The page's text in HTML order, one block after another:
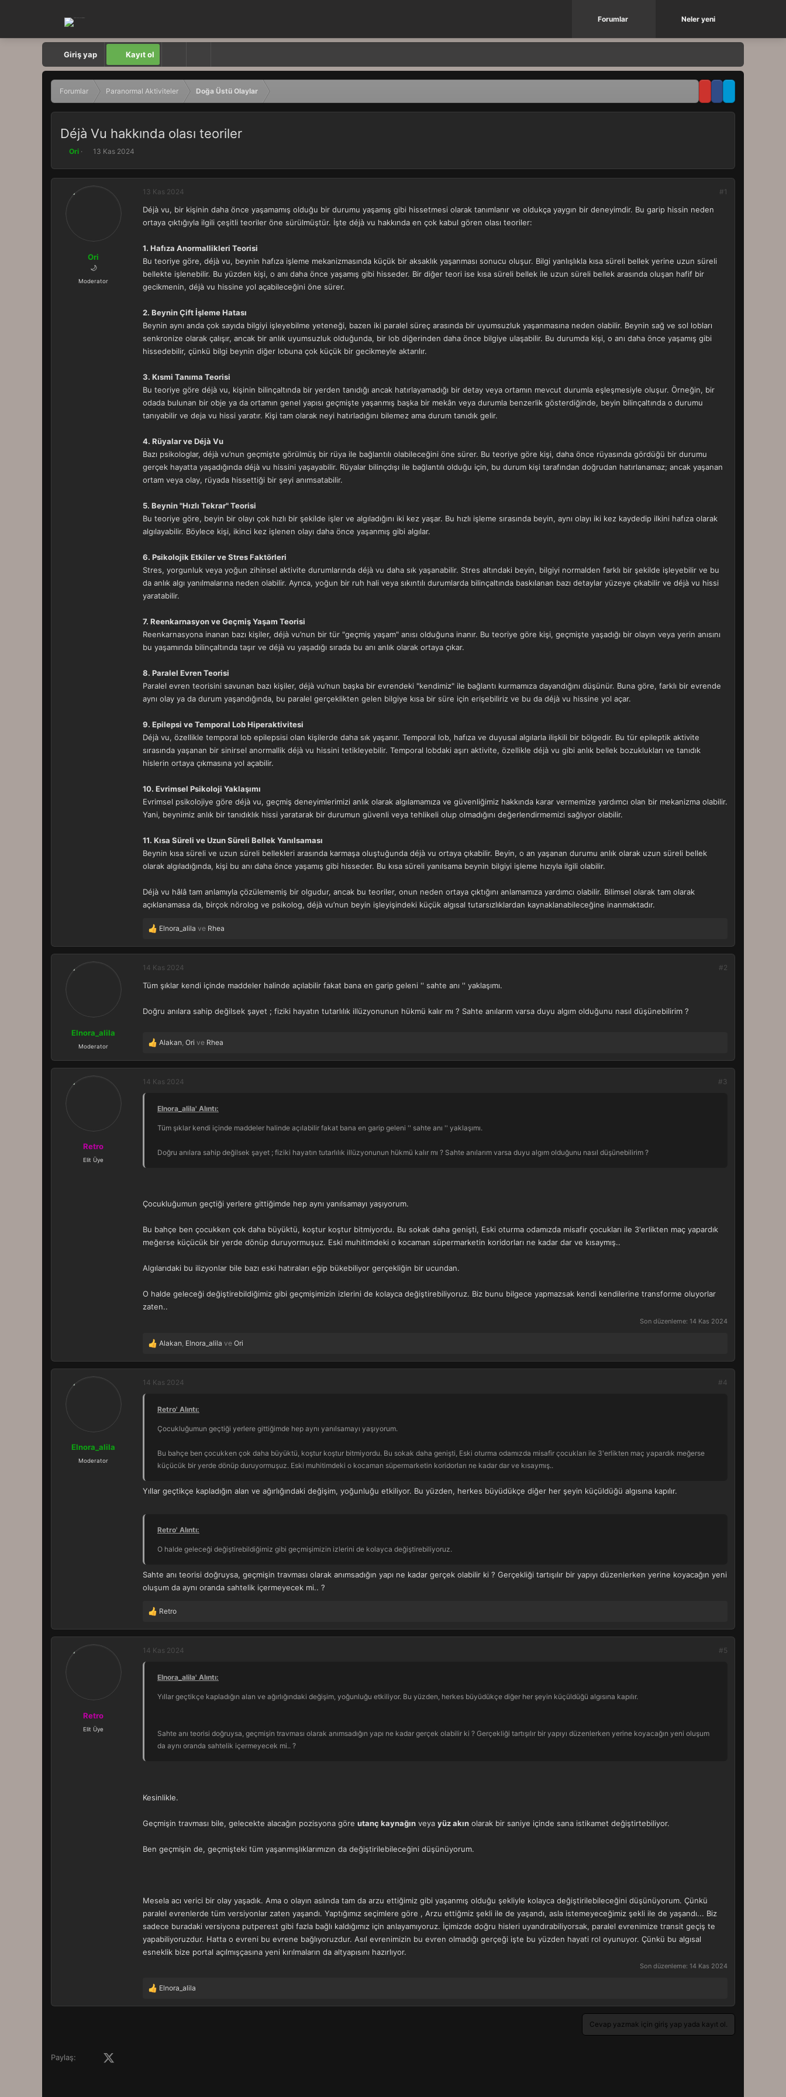
Forumlar Neler yeni
Giriş yap Kayıt ol
Forumlar Paranormal Aktiviteler Doğa Üstü Olaylar
Déjà Vu hakkında olası teoriler
K
n
y
b
Ori
B
ş
a
r
13 Kas 2024
Ori
🌙
Moderator
13 Kas 2024 #1
Déjà vu, bir kişinin daha önce yaşamamış olduğu bir durumu yaşamış gibi hissetmesi olarak tanımlanır ve oldukça yaygın bir deneyimdir. Bu garip hissin neden
ortaya çıktığıyla ilgili çeşitli teoriler öne sürülmüştür. İşte déjà vu hakkında en çok kabul gören olası teoriler:
1. Hafıza Anormallikleri Teorisi
Bu teoriye göre, déjà vu, beynin hafıza işleme mekanizmasında küçük bir aksaklık yaşanması sonucu oluşur. Bilgi yanlışlıkla kısa süreli bellek yerine uzun süreli
bellekte işlenebilir. Bu yüzden kişi, o anı daha önce yaşamış gibi hisseder. Bir diğer teori ise kısa süreli bellek ile uzun süreli bellek arasında oluşan hafif bir
gecikmenin, déjà vu hissine yol açabileceğini öne sürer.
2. Beynin Çift İşleme Hatası
Beynin aynı anda çok sayıda bilgiyi işleyebilme yeteneği, bazen iki paralel süreç arasında bir uyumsuzluk yaşanmasına neden olabilir. Beynin sağ ve sol lobları
senkronize olarak çalışır, ancak bir anlık uyumsuzluk olduğunda, bir lob diğerinden daha önce bilgiye ulaşabilir. Bu durumda kişi, o anı daha önce yaşamış gibi
hissedebilir, çünkü bilgi beynin diğer lobuna çok küçük bir gecikmeyle aktarılır.
3. Kısmi Tanıma Teorisi
Bu teoriye göre déjà vu, kişinin bilinçaltında bir yerden tanıdığı ancak hatırlayamadığı bir detay veya ortamın mevcut durumla eşleşmesiyle oluşur. Örneğin, bir
odada bulunan bir obje ya da ortamın genel yapısı geçmişte yaşanmış başka bir mekân veya durumla benzerlik gösterdiğinde, beyin bilinçaltında o durumu
tanıyabilir ve deja vu hissi yaratır. Kişi tam olarak neyi hatırladığını bilemez ama durum tanıdık gelir.
4. Rüyalar ve Déjà Vu
Bazı psikologlar, déjà vu’nun geçmişte görülmüş bir rüya ile bağlantılı olabileceğini öne sürer. Bu teoriye göre kişi, daha önce rüyasında gördüğü bir durumu
gerçek hayatta yaşadığında déjà vu hissini yaşayabilir. Rüyalar bilinçdışı ile bağlantılı olduğu için, bu durum kişi tarafından doğrudan hatırlanamaz; ancak yaşanan
ortam veya olay, rüyada hissettiği bir şeyi anımsatabilir.
5. Beynin "Hızlı Tekrar" Teorisi
Bu teoriye göre, beyin bir olayı çok hızlı bir şekilde işler ve algıladığını iki kez yaşar. Bu hızlı işleme sırasında beyin, aynı olayı iki kez kaydedip ilkini hafıza olarak
algılayabilir. Böylece kişi, ikinci kez işlenen olayı daha önce yaşanmış gibi algılar.
6. Psikolojik Etkiler ve Stres Faktörleri
Stres, yorgunluk veya yoğun zihinsel aktivite durumlarında déjà vu daha sık yaşanabilir. Stres altındaki beyin, bilgiyi normalden farklı bir şekilde işleyebilir ve bu
da anlık algı yanılmalarına neden olabilir. Ayrıca, yoğun bir ruh hali veya sıkıntılı durumlarda bilinçaltında baskılanan bazı detaylar yüzeye çıkabilir ve déjà vu hissi
yaratabilir.
7. Reenkarnasyon ve Geçmiş Yaşam Teorisi
Reenkarnasyona inanan bazı kişiler, déjà vu’nun bir tür "geçmiş yaşam" anısı olduğuna inanır. Bu teoriye göre kişi, geçmişte yaşadığı bir olayın veya yerin anısını
bu yaşamında bilinçaltında taşır ve déjà vu yaşadığı sırada bu anı anlık olarak ortaya çıkar.
8. Paralel Evren Teorisi
Paralel evren teorisini savunan bazı kişiler, déjà vu’nun başka bir evrendeki "kendimiz" ile bağlantı kurmamıza dayandığını düşünür. Buna göre, farklı bir evrende
aynı olay ya da durum yaşandığında, bu paralel gerçeklikten gelen bilgiye kısa bir süre için erişebiliriz ve bu da déjà vu hissine yol açar.
9. Epilepsi ve Temporal Lob Hiperaktivitesi
Déjà vu, özellikle temporal lob epilepsisi olan kişilerde daha sık yaşanır. Temporal lob, hafıza ve duyusal algılarla ilişkili bir bölgedir. Bu tür epileptik aktivite
sırasında yaşanan bir sinirsel anormallik déjà vu hissini tetikleyebilir. Temporal lobdaki aşırı aktivite, özellikle déjà vu gibi anlık bellek bozuklukları ve tanıdık
hislerin ortaya çıkmasına yol açabilir.
10. Evrimsel Psikoloji Yaklaşımı
Evrimsel psikolojiye göre déjà vu, geçmiş deneyimlerimizi anlık olarak algılamamıza ve güvenliğimiz hakkında karar vermemize yardımcı olan bir mekanizma olabilir.
Yani, beynimiz anlık bir tanıdıklık hissi yaratarak bir durumun güvenli veya tehlikeli olup olmadığını değerlendirmemizi sağlıyor olabilir.
11. Kısa Süreli ve Uzun Süreli Bellek Yanılsaması
Beynin kısa süreli ve uzun süreli bellekleri arasında karmaşa oluştuğunda déjà vu ortaya çıkabilir. Beyin, o an yaşanan durumu anlık olarak uzun süreli bellek
olarak algıladığında, kişi bu anı daha önce yaşamış gibi hisseder. Bu kısa süreli yanılsama beynin bilgiyi işleme hızıyla ilgili olabilir.
Déjà vu hâlâ tam anlamıyla çözülememiş bir olgudur, ancak bu teoriler, onun neden ortaya çıktığını anlamamıza yardımcı olabilir. Bilimsel olarak tam olarak
açıklanamasa da, birçok nörolog ve psikolog, déjà vu’nun beyin işleyişindeki küçük algısal tutarsızlıklardan kaynaklanabileceğine inanmaktadır.
T
p
k
l
:
Elnora_alila ve Rhea
Elnora_alila
Moderator
14 Kas 2024 #2
Tüm şıklar kendi içinde maddeler halinde açılabilir fakat bana en garip geleni '' sahte anı '' yaklaşımı.
Doğru anılara sahip değilsek şayet ; fiziki hayatın tutarlılık illüzyonunun hükmü kalır mı ? Sahte anılarım varsa duyu algım olduğunu nasıl düşünebilirim ?
T
p
k
Alakan Ori ve Rhea
Retro
Elit Üye
14 Kas 2024 #3
Elnora_alila' Alıntı:
Tüm şıklar kendi içinde maddeler halinde açılabilir fakat bana en garip geleni '' sahte anı '' yaklaşımı.
Doğru anılara sahip değilsek şayet ; fiziki hayatın tutarlılık illüzyonunun hükmü kalır mı ? Sahte anılarım varsa duyu algım olduğunu nasıl düşünebilirim ?
Çocukluğumun geçtiği yerlere gittiğimde hep aynı yanılsamayı yaşıyorum.
Bu bahçe ben çocukken çok daha büyüktü, koştur koştur bitmiyordu. Bu sokak daha genişti, Eski oturma odamızda misafir çocukları ile 3'erlikten maç yapardık
meğerse küçücük bir yerde dönüp duruyormuşuz. Eski muhitimdeki o kocaman süpermarketin koridorları ne kadar dar ve kısaymış..
Algılarıdaki bu ilizyonlar bile bazı eski hatıraları eğip bükebiliyor gerçekliğin bir ucundan.
O halde geleceği değiştirebildiğimiz gibi geçmişimizin izlerini de kolayca değiştirebiliyoruz. Biz bunu bilgece yapmazsak kendi kendilerine transforme oluyorlar
zaten..
Son düzenleme: 14 Kas 2024
T
p
k
Alakan Elnora_alila ve Ori
Elnora_alila
Moderator
14 Kas 2024 #4
Retro' Alıntı:
Çocukluğumun geçtiği yerlere gittiğimde hep aynı yanılsamayı yaşıyorum.
Bu bahçe ben çocukken çok daha büyüktü, koştur koştur bitmiyordu. Bu sokak daha genişti, Eski oturma odamızda misafir çocukları ile 3'erlikten maç yapardık meğerse
küçücük bir yerde dönüp duruyormuşuz. Eski muhitimdeki o kocaman süpermarketin koridorları ne kadar dar ve kısaymış..
Yıllar geçtikçe kapladığın alan ve ağırlığındaki değişim, yoğunluğu etkiliyor. Bu yüzden, herkes büyüdükçe diğer her şeyin küçüldüğü algısına kapılır.
Retro' Alıntı:
O halde geleceği değiştirebildiğimiz gibi geçmişimizin izlerini de kolayca değiştirebiliyoruz.
Sahte anı teorisi doğruysa, geçmişin travması olarak anımsadığın yapı ne kadar gerçek olabilir ki ? Gerçekliği tartışılır bir yapıyı düzenlerken yerine koyacağın yeni
oluşum da aynı oranda sahtelik içermeyecek mi.. ?
T
p
k
Retro
Retro
Elit Üye
14 Kas 2024 #5
Elnora_alila' Alıntı:
Yıllar geçtikçe kapladığın alan ve ağırlığındaki değişim, yoğunluğu etkiliyor. Bu yüzden, herkes büyüdükçe diğer her şeyin küçüldüğü algısına kapılır.
Sahte anı teorisi doğruysa, geçmişin travması olarak anımsadığın yapı ne kadar gerçek olabilir ki ? Gerçekliği tartışılır bir yapıyı düzenlerken yerine koyacağın yeni oluşum
da aynı oranda sahtelik içermeyecek mi.. ?
Kesinlikle.
Geçmişin travması bile, gelecekte alacağın pozisyona göre utanç kaynağın veya yüz akın olarak bir saniye içinde sana istikamet değiştirtebiliyor.
Ben geçmişin de, geçmişteki tüm yaşanmışlıklarımızın da değiştirilebileceğini düşünüyorum.
Mesela acı verici bir olay yaşadık. Ama o olayın aslında tam da arzu ettiğimiz gibi yaşanmış olduğu şekliyle kolayca değiştirilebileceğini düşünüyorum. Çünkü
paralel evrenlerde tüm versiyonlar zaten yaşandı. Yaptığımız seçimlere göre , Arzu ettiğmiz şekli ile de yaşandı, asla istemeyeceğimiz şekli ile de yaşandı... Biz
sadece buradaki versiyona putperest gibi fazla bağlı kaldığımız için anlayamıyoruz. İçimizde doğru hisleri uyandırabiliyorsak, paralel evrenimize transit geçiş te
yapabiliyoruzdur. Hatta o evreni bu evrene bağlıyoruzdur. Asıl evrenimizin bu evren olmadığı gerçeği işte bu yüzden hayati rol oyunuyor. Çünkü bu algısal
esneklik bize portal açılmışçasına yeni kırılmaların da altyapısını hazırlıyor.
Son düzenleme: 14 Kas 2024
T
Elnora_alila
Cevap yazmak için giriş yap yada kayıt ol.
Paylaş: Facebook